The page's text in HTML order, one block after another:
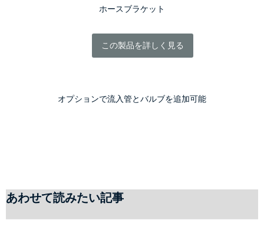
ホースブラケット
この製品を詳しく見る
オプションで流入管とバルブを追加可能
あわせて読みたい記事